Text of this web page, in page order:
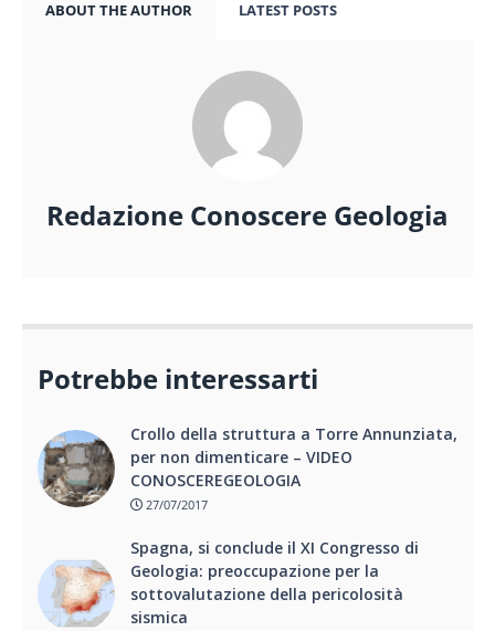
ABOUT THE AUTHOR LATEST POSTS
Redazione Conoscere Geologia
Potrebbe interessarti
Crollo della struttura a Torre Annunziata,
per non dimenticare – VIDEO
CONOSCEREGEOLOGIA
27/07/2017
Spagna, si conclude il XI Congresso di
Geologia: preoccupazione per la
sottovalutazione della pericolosità
sismica